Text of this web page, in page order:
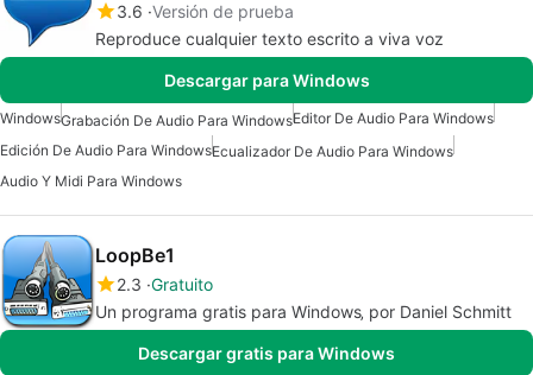
3.6 Versión de prueba
Reproduce cualquier texto escrito a viva voz
Descargar para Windows
WindowsGrabación De Audio Para WindowsEditor De Audio Para Windows
Edición De Audio Para WindowsEcualizador De Audio Para Windows
Audio Y Midi Para Windows
LoopBe1
2.3 Gratuito
Un programa gratis para Windows‚ por Daniel Schmitt
Descargar gratis para Windows